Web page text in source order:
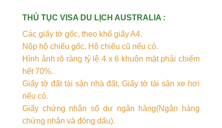
THỦ TỤC VISA DU LỊCH AUSTRALIA :
Các giấy tờ gốc, theo khổ giấy A4.
Nộp hộ chiếu gốc, Hộ chiếu cũ nếu có.
Hình ảnh rõ ràng tỷ lệ 4 x 6 khuôn mặt phải chiếm
hết 70%.
Giấy tờ đất tài sản nhà đất, Giấy tờ tài sản xe hơi
nếu có.
Giấy chứng nhận số dư ngân hàng(Ngân hàng
chứng nhận và đóng dấu).